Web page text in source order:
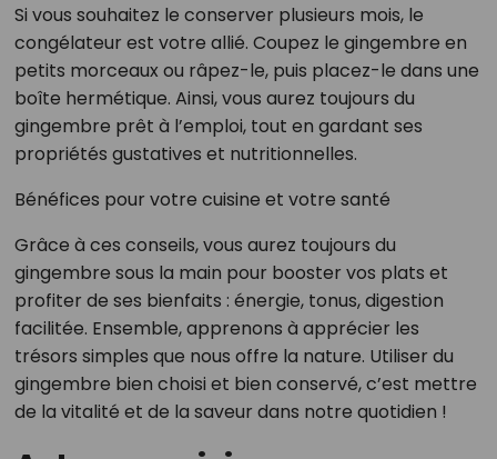
Si vous souhaitez le conserver plusieurs mois, le
congélateur est votre allié. Coupez le gingembre en
petits morceaux ou râpez-le, puis placez-le dans une
boîte hermétique. Ainsi, vous aurez toujours du
gingembre prêt à l’emploi, tout en gardant ses
propriétés gustatives et nutritionnelles.
Bénéfices pour votre cuisine et votre santé
Grâce à ces conseils, vous aurez toujours du
gingembre sous la main pour booster vos plats et
profiter de ses bienfaits : énergie, tonus, digestion
facilitée. Ensemble, apprenons à apprécier les
trésors simples que nous offre la nature. Utiliser du
gingembre bien choisi et bien conservé, c’est mettre
de la vitalité et de la saveur dans notre quotidien !